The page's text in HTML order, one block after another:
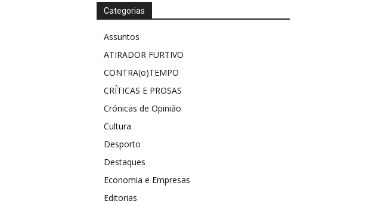
Categorias
Assuntos
ATIRADOR FURTIVO
CONTRA(o)TEMPO
CRÍTICAS E PROSAS
Crónicas de Opinião
Cultura
Desporto
Destaques
Economia e Empresas
Editorias